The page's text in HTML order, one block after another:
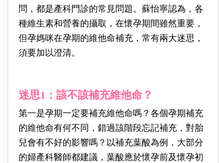
問，都是產科門診的常見問題。蘇怡寧認為，各
種維生素和營養的攝取，在懷孕期間雖然重要，
但孕媽咪在孕期的維他命補充，常有兩大迷思，
須要加以澄清。
迷思1：該不該補充維他命？
第一是孕期一定要補充維他命嗎？各個孕期補充
的維他命有何不同，錯過該階段忘記補充，對胎
兒會有不好的影響嗎？以補充葉酸為例，大部分
的婦產科醫師都建議，葉酸應於懷孕前及懷孕初